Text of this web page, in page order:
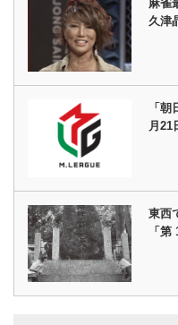
麻雀
久津
「
月21
東西
「